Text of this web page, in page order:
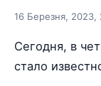
16 Березня, 2023,
Сегодня, в
стало